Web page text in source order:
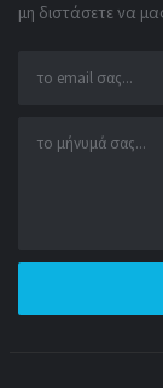
μη διστάσετε να